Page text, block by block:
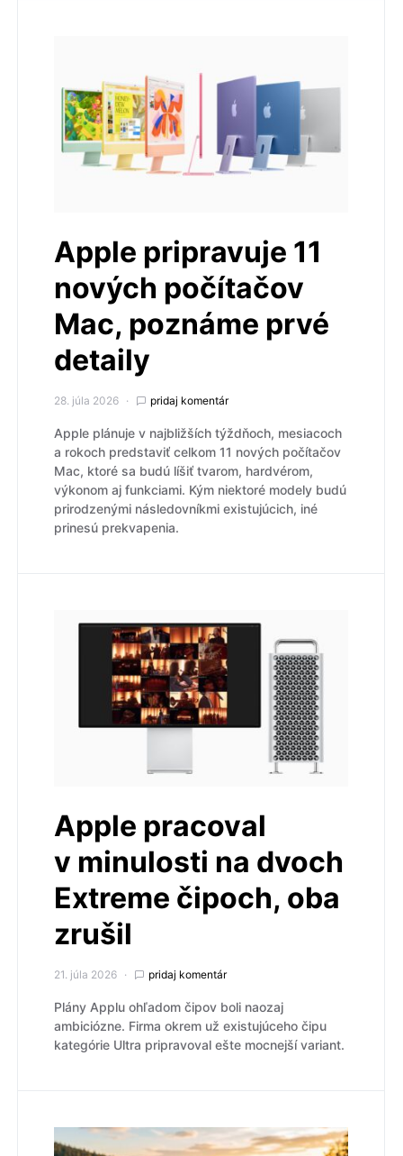
Apple pripravuje 11
nových počítačov
Mac, poznáme prvé
detaily
28. júla 2026 pridaj komentár
Apple plánuje v najbližších týždňoch, mesiacoch
a rokoch predstaviť celkom 11 nových počítačov
Mac, ktoré sa budú líšiť tvarom, hardvérom,
výkonom aj funkciami. Kým niektoré modely budú
prirodzenými následovníkmi existujúcich, iné
prinesú prekvapenia.
Apple pracoval
v minulosti na dvoch
Extreme čipoch, oba
zrušil
21. júla 2026 pridaj komentár
Plány Applu ohľadom čipov boli naozaj
ambiciózne. Firma okrem už existujúceho čipu
kategórie Ultra pripravoval ešte mocnejší variant.